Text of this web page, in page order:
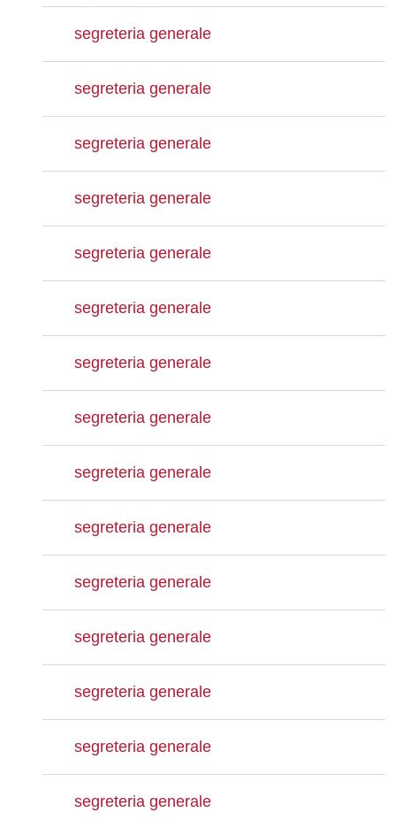
segreteria generale
segreteria generale
segreteria generale
segreteria generale
segreteria generale
segreteria generale
segreteria generale
segreteria generale
segreteria generale
segreteria generale
segreteria generale
segreteria generale
segreteria generale
segreteria generale
segreteria generale